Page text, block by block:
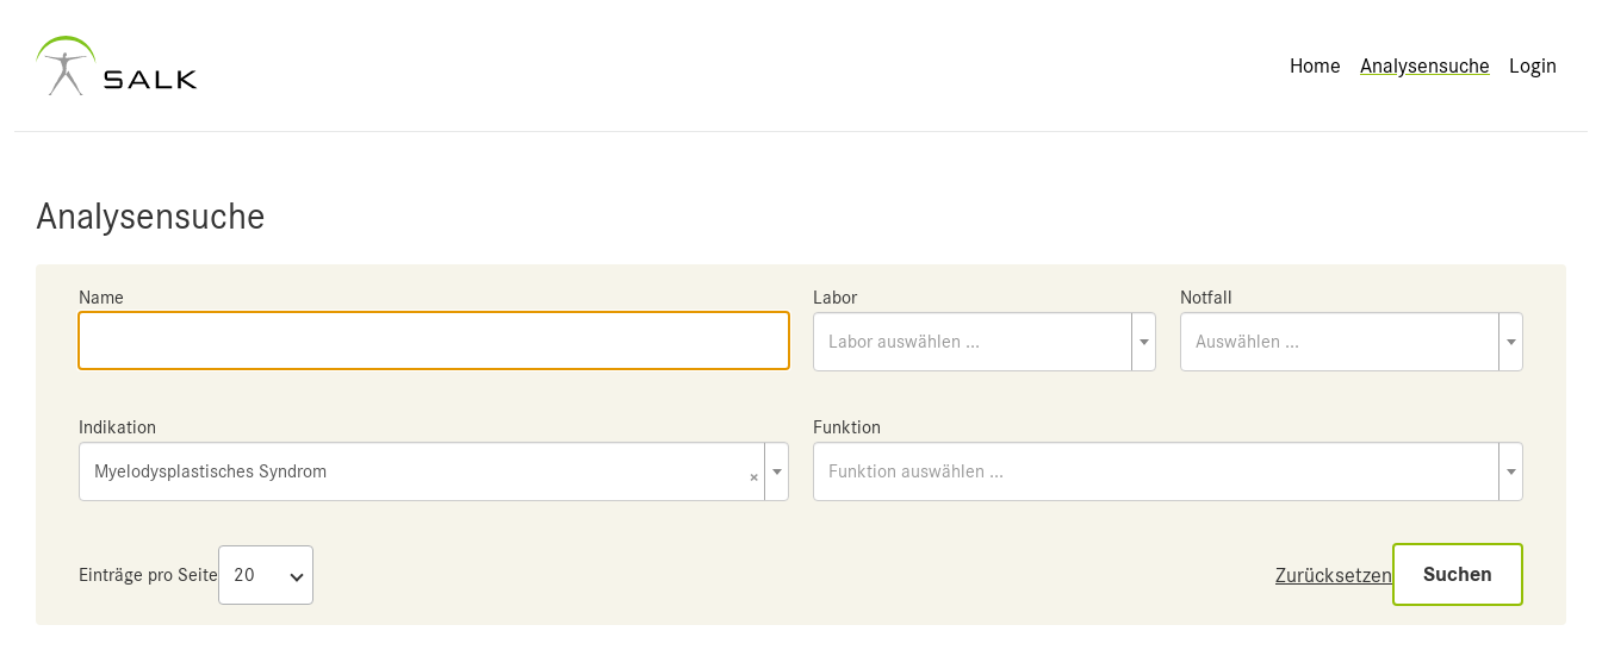
Home Analysensuche Login
Analysensuche
Name Labor
Labor auswählen ...
Notfall
Auswählen ...
Indikation
×
Myelodysplastisches Syndrom
Funktion
Funktion auswählen ...
Einträge pro Seite Zurücksetzen Suchen